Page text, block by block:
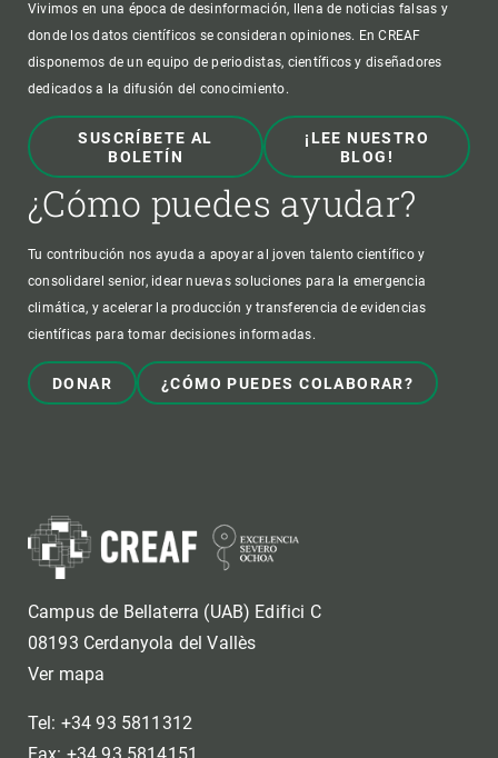
Vivimos en una época de desinformación, llena de noticias falsas y
donde los datos científicos se consideran opiniones. En CREAF
disponemos de un equipo de periodistas, científicos y diseñadores
dedicados a la difusión del conocimiento.
SUSCRÍBETE AL
BOLETÍN
¡LEE NUESTRO
BLOG!
¿Cómo puedes ayudar?
Tu contribución nos ayuda a apoyar al joven talento científico y
consolidarel senior, idear nuevas soluciones para la emergencia
climática, y acelerar la producción y transferencia de evidencias
científicas para tomar decisiones informadas.
DONAR ¿CÓMO PUEDES COLABORAR?
Campus de Bellaterra (UAB) Edifici C
08193 Cerdanyola del Vallès
Ver mapa
Tel: +34 93 5811312